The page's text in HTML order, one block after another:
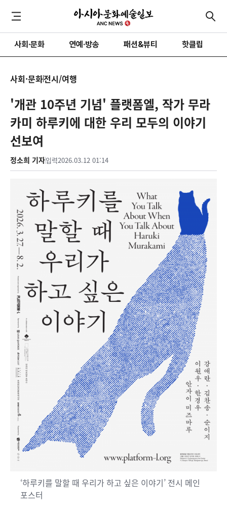
사회·문화 연예·방송 패션&뷰티 핫클립
사회·문화전시/여행
'개관 10주년 기념' 플랫폼엘, 작가 무라
카미 하루키에 대한 우리 모두의 이야기
선보여
정소희 기자입력2026.03.12 01:14
‘하루키를 말할 때 우리가 하고 싶은 이야기’ 전시 메인
포스터